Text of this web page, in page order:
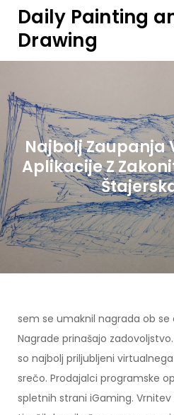
content
Daily Painting
Drawing
Najbolj Zaupanja
Aplikacije Z
sem se umaknil nagrada ob se
Nagrade prinašajo
so najbolj priljubljeni
srečo. Prodajalci programske
spletnih strani iGaming.